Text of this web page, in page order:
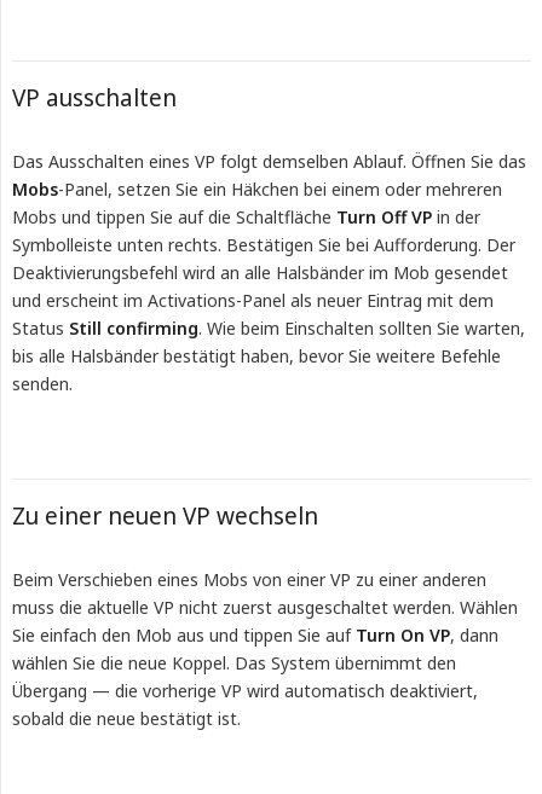
VP ausschalten
Das Ausschalten eines VP folgt demselben Ablauf. Öffnen Sie das
Mobs-Panel, setzen Sie ein Häkchen bei einem oder mehreren
Mobs und tippen Sie auf die Schaltfläche Turn Off VP in der
Symbolleiste unten rechts. Bestätigen Sie bei Aufforderung. Der
Deaktivierungsbefehl wird an alle Halsbänder im Mob gesendet
und erscheint im Activations-Panel als neuer Eintrag mit dem
Status Still confirming. Wie beim Einschalten sollten Sie warten,
bis alle Halsbänder bestätigt haben, bevor Sie weitere Befehle
senden.
Zu einer neuen VP wechseln
Beim Verschieben eines Mobs von einer VP zu einer anderen
muss die aktuelle VP nicht zuerst ausgeschaltet werden. Wählen
Sie einfach den Mob aus und tippen Sie auf Turn On VP, dann
wählen Sie die neue Koppel. Das System übernimmt den
Übergang — die vorherige VP wird automatisch deaktiviert,
sobald die neue bestätigt ist.